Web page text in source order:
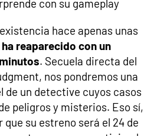
con su gameplay
hace apenas unas
reaparecido con un
. Secuela directa del
nos pondremos una
de un detective cuyos casos
peligros y misterios. Eso sí,
que su estreno será el 24 de